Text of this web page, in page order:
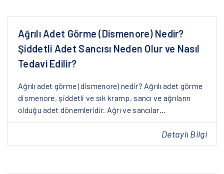
Ağrılı Adet Görme (Dismenore) Nedir?
Şiddetli Adet Sancısı Neden Olur ve Nasıl
Tedavi Edilir?
Ağrılı adet görme (dismenore) nedir? Ağrılı adet görme
dismenore, şiddetli ve sık kramp, sancı ve ağrıların
olduğu adet dönemleridir. Ağrı ve sancılar…
Detaylı Bilgi